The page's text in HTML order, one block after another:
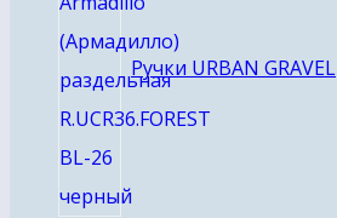
Ручки URBAN GRAVEL